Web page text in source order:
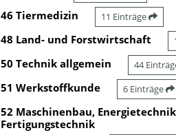
46 Tiermedizin 11 Einträge
48 Land- und Forstwirtschaft
50 Technik allgemein 44
51 Werkstoffkunde 6 Einträge
52 Maschinenbau,
Fertigungstechnik